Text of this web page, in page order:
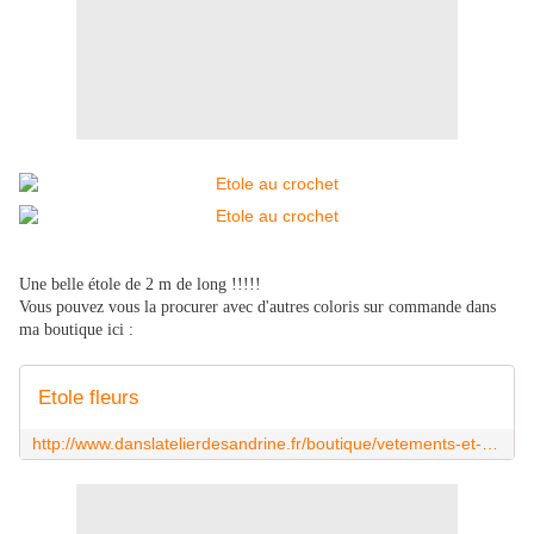
Une belle étole de 2 m de long !!!!!
Vous pouvez vous la procurer avec d'autres coloris sur commande dans
ma boutique ici :
Etole fleurs